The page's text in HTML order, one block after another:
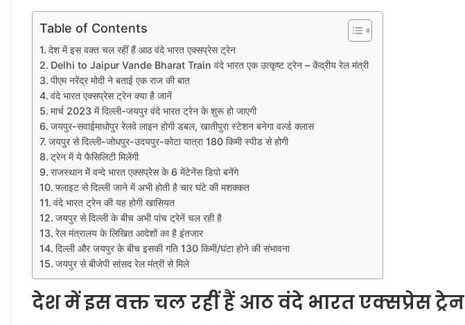
Table of Contents
देश में इस वक्त चल रहीं हैं आठ वंदे भारत एक्सप्रेस ट्रेन
Delhi to Jaipur Vande Bharat Train वंदे भारत एक उत्कृष्ट ट्रेन – केंद्रीय रेल मंत्री
पीएम नरेंद्र मोदी ने बताई एक राज की बात
वंदे भारत एक्सप्रेस ट्रेन क्या है जानें
मार्च 2023 में दिल्ली-जयपुर वंदे भारत ट्रेन के शुरू हो जाएगी
जयपुर-सवाईमाधोपुर रेलवे लाइन होगी डबल, खातीपुरा स्टेशन बनेगा वर्ल्ड क्लास
जयपुर से दिल्ली-जोधपुर-उदयपुर-कोटा यात्रा 180 किमी स्पीड से होगी
ट्रेन में ये फैसिलिटी मिलेंगी
राजस्थान में वन्दे भारत एक्सप्रेस के 6 मेंटेनेंस डिपो बनेंगे
फ्लाइट से दिल्ली जाने में अभी होती है चार घंटे की मशक्कत
वंदे भारत ट्रेन की यह होगी खासियत
जयपुर से दिल्ली के बीच अभी पांच ट्रेनें चल रही है
रेल मंत्रालय के लिखित आदेशों का है इंतजार
दिल्ली और जयपुर के बीच इसकी गति 130 किमी/घंटा होने की संभावना
जयपुर से बीजेपी सांसद रेल मंत्री से मिले
देश में इस वक्त चल रहीं हैं आठ वंदे भारत एक्सप्रेस ट्रेन